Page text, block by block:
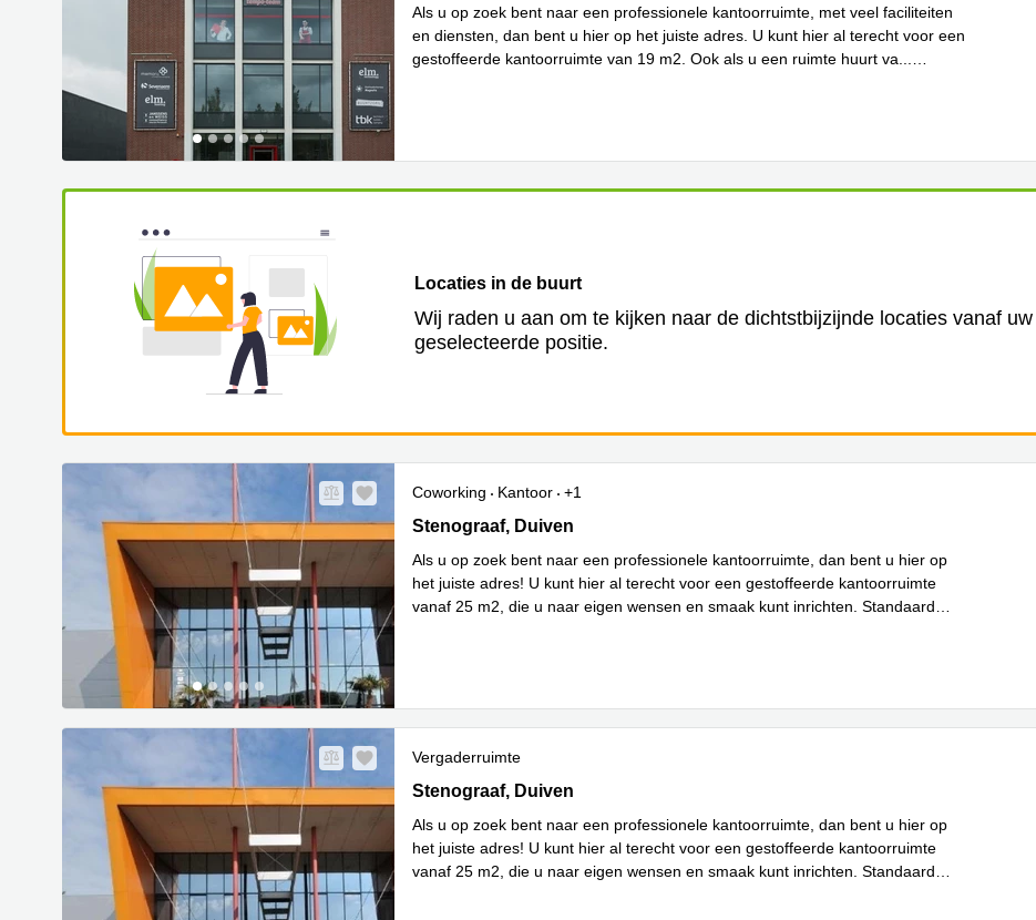
Als u op zoek bent naar een professionele kantoorruimte, met veel faciliteiten
en diensten, dan bent u hier op het juiste adres. U kunt hier al terecht voor een
gestoffeerde kantoorruimte van 19 m2. Ook als u een ruimte huurt va
Locaties in de buurt
Wij raden u aan om te kijken naar de dichtstbijzijnde locaties vanaf uw
geselecteerde positie.
Coworking Kantoor
+1
Stenograaf 1, Duiven
Stenograaf, Duiven
Als u op zoek bent naar een professionele kantoorruimte, dan bent u hier op
het juiste adres! U kunt hier al terecht voor een gestoffeerde kantoorruimte
vanaf 25 m2, die u naar eigen wensen en smaak kunt inrichten. Standaard
Vergaderruimte
Stenograaf 1, Duiven
Stenograaf, Duiven
Als u op zoek bent naar een professionele kantoorruimte, dan bent u hier op
het juiste adres! U kunt hier al terecht voor een gestoffeerde kantoorruimte
vanaf 25 m2, die u naar eigen wensen en smaak kunt inrichten. Standaard